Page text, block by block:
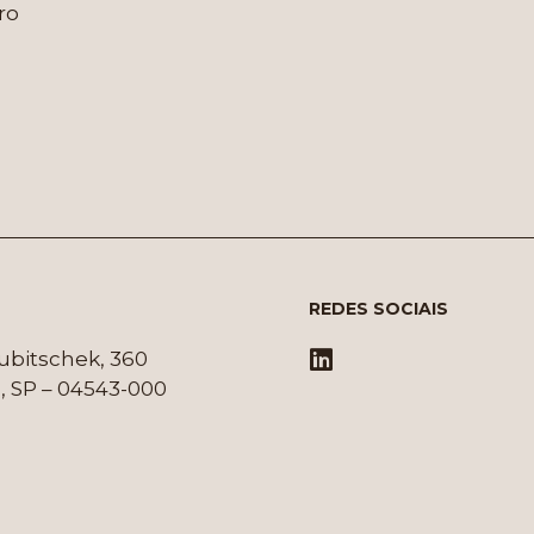
360
SP – 04543-000
REDES SOCIAIS